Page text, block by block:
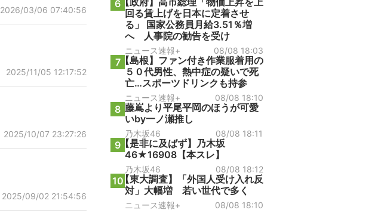
2026/03/06 07:40:56
2025/11/05 12:17:52
2025/10/07 23:27:26
2025/09/02 21:54:56
6
回る賃上げを日本に定着させ
る」 国家公務員月給3.51％増
へ 人事院の勧告を受け
ニュース速報+ 08/08 18:03
7【島根】ファン付き作業服着用の
５０代男性、熱中症の疑いで死
亡…スポーツドリンクも持参
ニュース速報+ 08/08 18:10
8 藤嶌より平尾平岡のほうが可愛
いby一ノ瀬推し
乃木坂46 08/08 18:11
9【是非に及ばず】乃木坂
46★16908【本スレ】
乃木坂46 08/08 18:12
10【東大調査】「外国人受け入れ反
対」大幅増 若い世代で多く
ニュース速報+ 08/08 18:10